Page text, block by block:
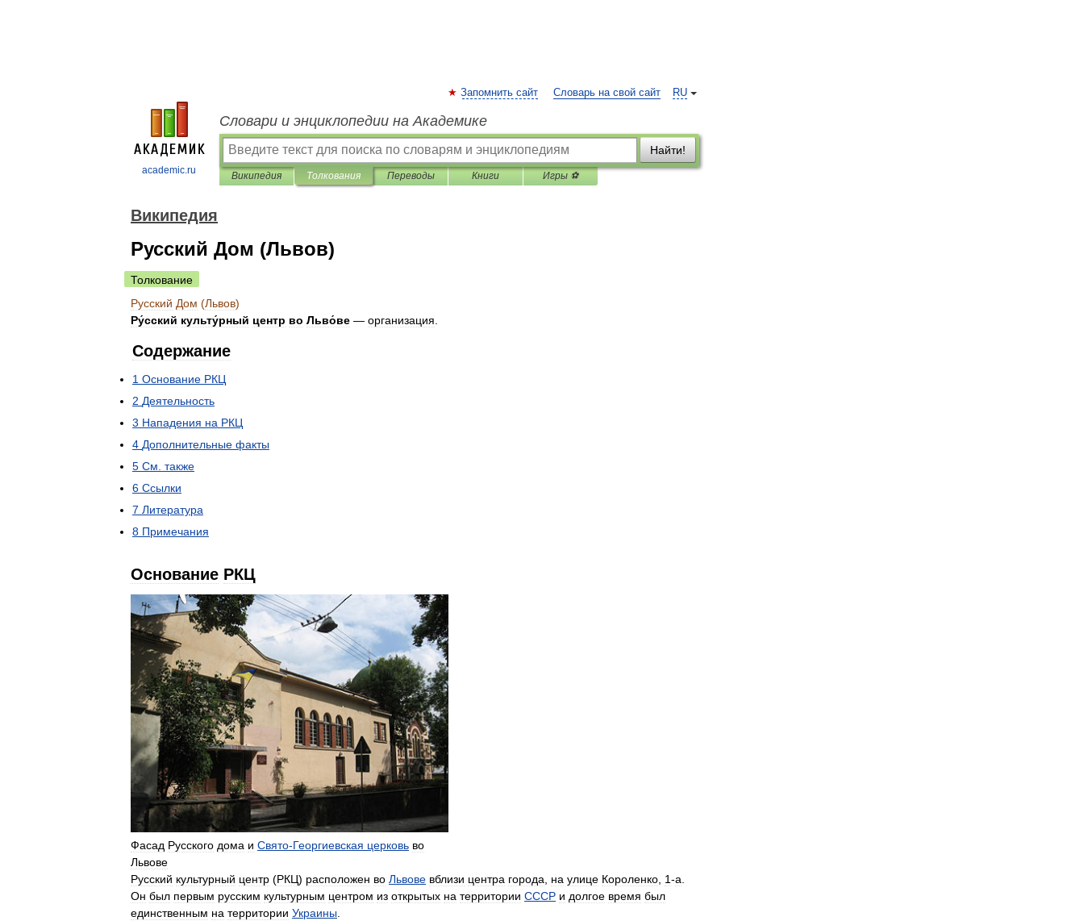
academic.ru
RU
Запомнить сайт Словарь на свой сайт
Словари и энциклопедии на Академике
Найти!
Википедия Толкования Переводы Книги Игры ⚽
Википедия
Русский Дом (Львов)
Толкование
Русский Дом (Львов)
Ру́сский культу́рный центр во Льво́ве — организация
Содержание
1 Основание РКЦ
2 Деятельность
3 Нападения на РКЦ
4 Дополнительные факты
5 См также
6 Ссылки
7 Литература
8 Примечания
Основание РКЦ
Фасад Русского дома и Свято-Георгиевская церковь во
Львове
Русский культурный центр (РКЦ) расположен во Львове вблизи центра города, на улице Короленко, 1-а.
Он был первым русским культурным центром из открытых на территории СССР и долгое время был
единственным на территории Украины.